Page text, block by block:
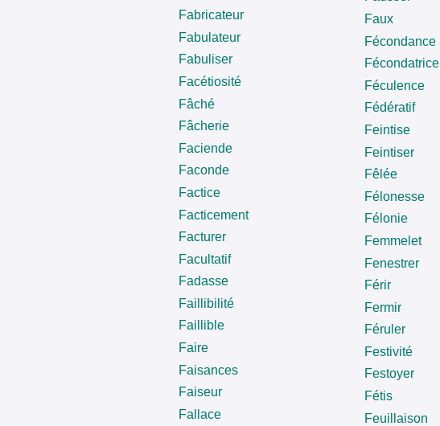
Fabricateur
Fabulateur
Fabuliser
Facétiosité
Fâché
Fâcherie
Faciende
Faconde
Factice
Facticement
Facturer
Facultatif
Fadasse
Faillibilité
Faillible
Faire
Faisances
Faiseur
Fallace
Faux
Fécondance
Fécondatrice
Féculence
Fédératif
Feintise
Feintiser
Fêlée
Félonesse
Félonie
Femmelet
Fenestrer
Férir
Fermir
Féruler
Festivité
Festoyer
Fétis
Feuillaison